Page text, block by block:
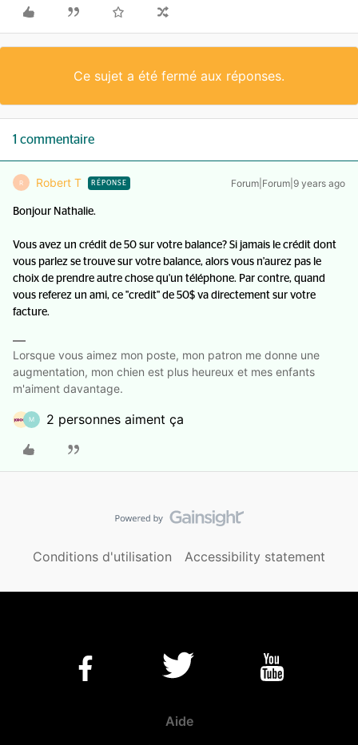
Ce sujet a été fermé aux réponses.
1 commentaire
R Robert T RÉPONSE Forum|Forum|9 years ago
Bonjour Nathalie.
Vous avez un crédit de 50 sur votre balance? Si jamais le crédit dont
vous parlez se trouve sur votre balance, alors vous n'aurez pas le
choix de prendre autre chose qu'un téléphone. Par contre, quand
vous referez un ami, ce "credit" de 50$ va directement sur votre
facture.
Lorsque vous aimez mon poste, mon patron me donne une
augmentation, mon chien est plus heureux et mes enfants
m'aiment davantage.
M 2 personnes aiment ça
Conditions d'utilisation Accessibility statement
Aide